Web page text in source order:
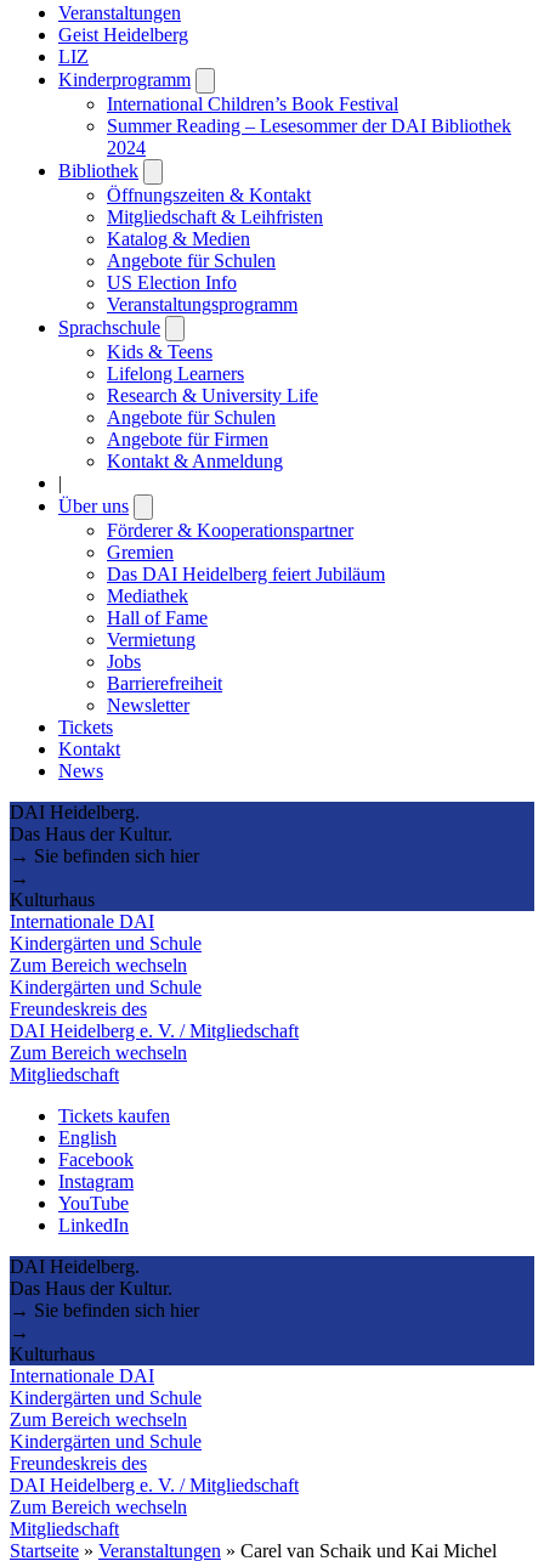
Veranstaltungen
Geist Heidelberg
LIZ
Kinderprogramm
submenu
International Children’s Book Festival
Summer Reading – Lesesommer der DAI Bibliothek
2024
Bibliothek
submenu
Öffnungszeiten & Kontakt
Mitgliedschaft & Leihfristen
Katalog & Medien
Angebote für Schulen
US Election Info
Veranstaltungsprogramm
Sprachschule
submenu
Kids & Teens
Lifelong Learners
Research & University Life
Angebote für Schulen
Angebote für Firmen
Kontakt & Anmeldung
|
Über uns
submenu
Förderer & Kooperationspartner
Gremien
Das DAI Heidelberg feiert Jubiläum
Mediathek
Hall of Fame
Vermietung
Jobs
Barrierefreiheit
Newsletter
Tickets
Kontakt
News
DAI Heidelberg.
Das Haus der Kultur.
→ Sie befinden sich hier
→
Kulturhaus
Internationale DAI
Kindergärten und Schule
Zum Bereich wechseln
Kindergärten und Schule
Freundeskreis des
DAI Heidelberg e. V. / Mitgliedschaft
Zum Bereich wechseln
Mitgliedschaft
Tickets kaufen
English
Facebook
Instagram
YouTube
LinkedIn
DAI Heidelberg.
Das Haus der Kultur.
→ Sie befinden sich hier
→
Kulturhaus
Internationale DAI
Kindergärten und Schule
Zum Bereich wechseln
Kindergärten und Schule
Freundeskreis des
DAI Heidelberg e. V. / Mitgliedschaft
Zum Bereich wechseln
Mitgliedschaft
Startseite » Veranstaltungen » Carel van Schaik und Kai Michel